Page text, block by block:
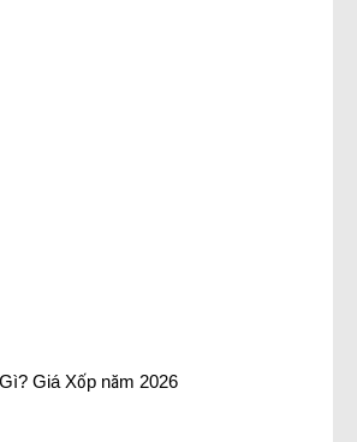
Giá Xốp năm 2026